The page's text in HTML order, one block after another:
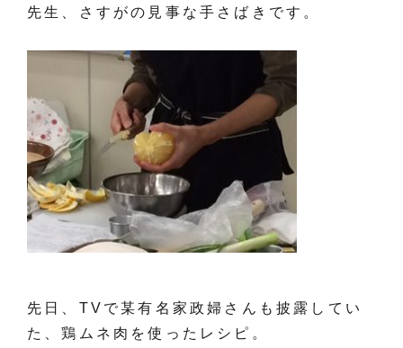
先生、さすがの見事な手さばきです。
先日、TVで某有名家政婦さんも披露してい
た、鶏ムネ肉を使ったレシピ。